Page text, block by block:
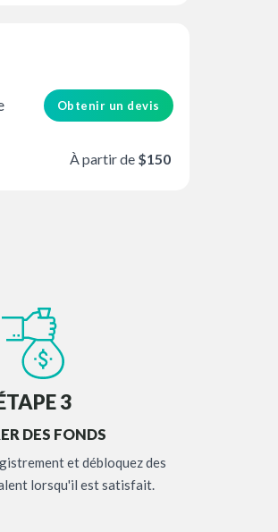
Obtenir un devis
À partir de $150
3
DES FONDS
et débloquez des
lorsqu'il est satisfait.